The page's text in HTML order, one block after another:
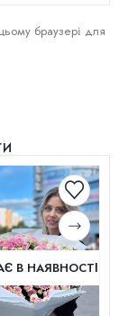
браузері для
В НАЯВНОСТІ